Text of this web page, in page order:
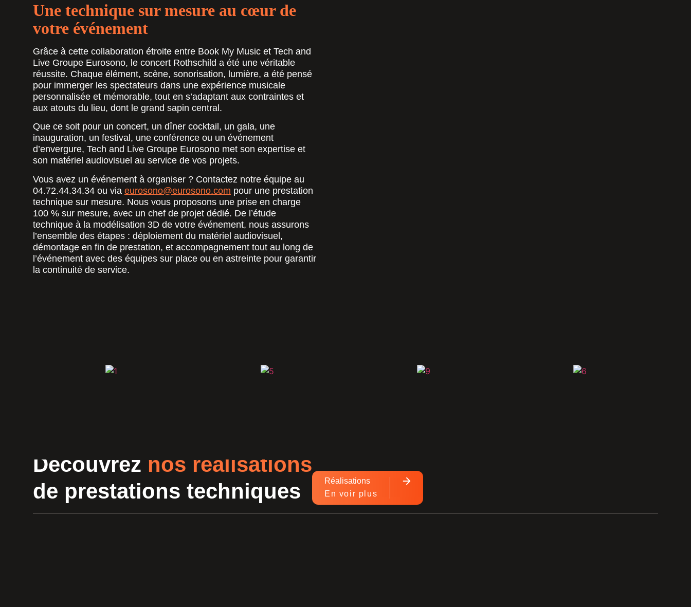
Une technique sur mesure au cœur de
votre événement
Grâce à cette collaboration étroite entre Book My Music et Tech and
Live Groupe Eurosono, le concert Rothschild a été une véritable
réussite. Chaque élément, scène, sonorisation, lumière, a été pensé
pour immerger les spectateurs dans une expérience musicale
personnalisée et mémorable, tout en s’adaptant aux contraintes et
aux atouts du lieu, dont le grand sapin central.
Que ce soit pour un concert, un dîner cocktail, un gala, une
inauguration, un festival, une conférence ou un événement
d’envergure, Tech and Live Groupe Eurosono met son expertise et
son matériel audiovisuel au service de vos projets.
Vous avez un événement à organiser ? Contactez notre équipe au
04.72.44.34.34 ou via eurosono@eurosono.com pour une prestation
technique sur mesure. Nous vous proposons une prise en charge
100 % sur mesure, avec un chef de projet dédié. De l’étude
technique à la modélisation 3D de votre événement, nous assurons
l’ensemble des étapes : déploiement du matériel audiovisuel,
démontage en fin de prestation, et accompagnement tout au long de
l’événement avec des équipes sur place ou en astreinte pour garantir
la continuité de service.
Découvrez nos réalisations
de prestations techniques
Réalisations
En voir plus